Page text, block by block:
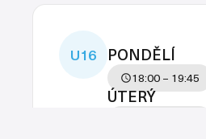
U16 PONDĚLÍ
18:00 – 19:45
ÚTERÝ